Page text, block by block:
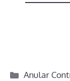
Categorías
Anular